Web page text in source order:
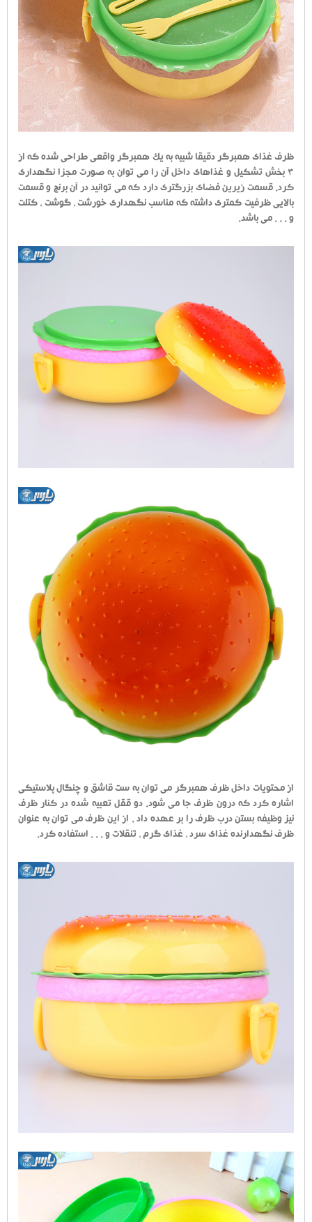
ظرف غذای همبرگر دقیقا شبیه به یک همبرگر واقعی طراحی شده که از
3 بخش تشکیل و غذاهای داخل آن را می توان به صورت مجزا نگهداری
کرد. قسمت زیرین فضای بزرگتری دارد که می توانید در آن برنج و قسمت
بالایی ظرفیت کمتری داشته که مناسب نگهداری خورشت ، گوشت ، کتلت
و . . . می باشد.
از محتویات داخل ظرف همبرگر می توان به ست قاشق و چنگال پلاستیکی
اشاره کرد که درون ظرف جا می شود. دو ققل تعبیه شده در کنار ظرف
نیز وظیفه بستن درب ظرف را بر عهده داد . از این ظرف می توان به عنوان
ظرف نگهدارنده غذای سرد ، غذای گرم ، تنقلات و . . . استفاده کرد.